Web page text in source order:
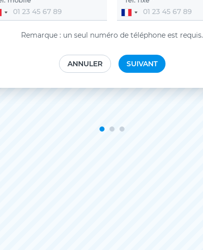
Remarque : un seul numéro de téléphone est requis.
ANNULER SUIVANT